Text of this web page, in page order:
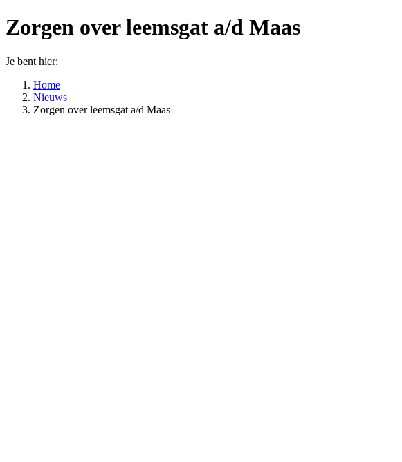
Zorgen over leemsgat a/d Maas
Je bent hier:
Home
Nieuws
Zorgen over leemsgat a/d Maas